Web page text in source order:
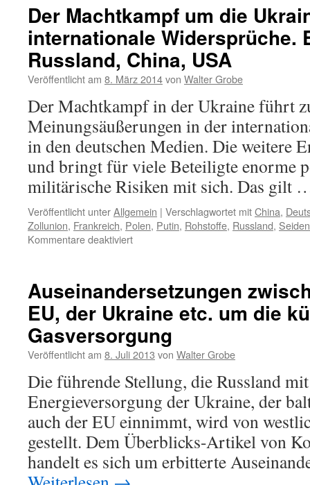
Der Machtkampf um die
internationale Widersprüche.
Russland, China, USA
Veröffentlicht am 8. März 2014von Walter Grobe
Der Machtkampf in der Ukraine führt
Meinungsäußerungen in der
in den deutschen Medien. Die weitere
und bringt für viele Beteiligte enorme
militärische Risiken mit sich. Das gilt
Veröffentlicht unterAllgemein | Verschlagwortet mitChina,
Zollunion, Frankreich, Polen, Putin, Rohstoffe, Russland,
Kommentare deaktiviertfür
die
Ukraine
–
internationale
Widersprüche.
Europa,
Russland,
China,
USA
Auseinandersetzungen
EU, der Ukraine etc. um die
Gasversorgung
Veröffentlicht am 8. Juli 2013 von Walter Grobe
Die führende Stellung, die Russland
Energieversorgung der Ukraine, der
auch der EU einnimmt, wird von
gestellt. Dem Überblicks-Artikel von
handelt es sich um erbitterte